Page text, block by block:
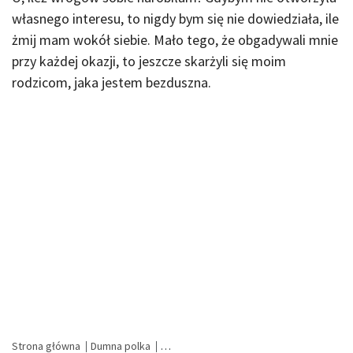
własnego interesu, to nigdy bym się nie dowiedziała, ile
żmij mam wokół siebie. Mało tego, że obgadywali mnie
przy każdej okazji, to jeszcze skarżyli się moim
rodzicom, jaka jestem bezduszna.
Strona główna Dumna polka